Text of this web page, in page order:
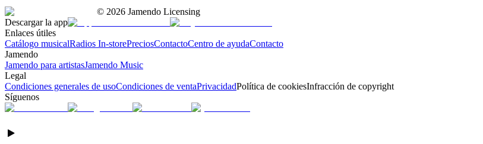
© 2026 Jamendo Licensing
Descargar la app
Enlaces útiles
Catálogo musicalRadios In-storePreciosContactoCentro de ayudaContacto
Jamendo
Jamendo para artistasJamendo Music
Legal
Condiciones generales de usoCondiciones de ventaPrivacidadPolítica de cookiesInfracción de copyright
Síguenos